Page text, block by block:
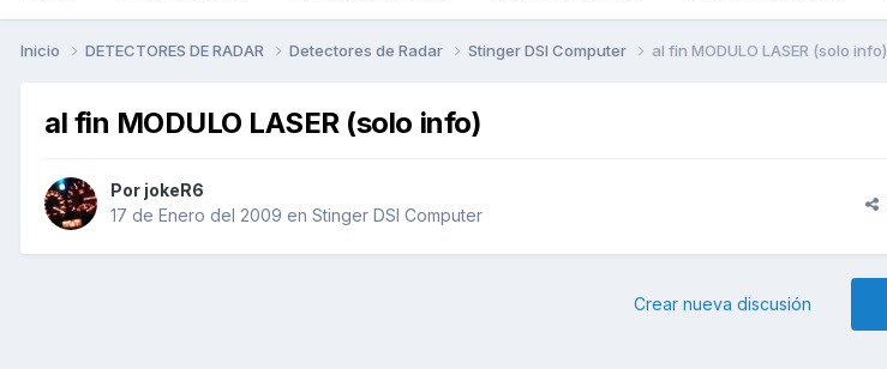
Inicio DETECTORES DE RADAR Detectores de Radar Stinger DSI Computer al fin MODULO LASER (solo info)
al fin MODULO LASER (solo info)
Por jokeR6
17 de Enero del 2009 en Stinger DSI Computer
Crear nueva discusión